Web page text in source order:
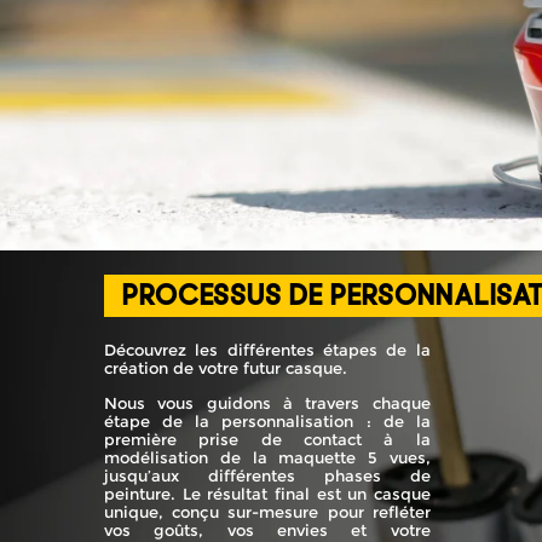
PROCESSUS DE
Découvrez les différentes étapes de la
création de votre futur casque.
Nous vous guidons à travers chaque
étape de la personnalisation : de la
première prise de contact à la
modélisation de la maquette 5 vues,
jusqu’aux différentes phases de
peinture. Le résultat final est un casque
unique, conçu sur-mesure pour refléter
vos goûts, vos envies et votre